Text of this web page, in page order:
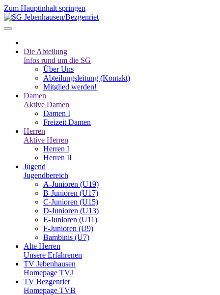
Zum Hauptinhalt springen
Die Abteilung
Infos rund um die SG
Über Uns
Abteilungsleitung (Kontakt)
Mitglied werden!
Damen
Aktive Damen
Damen I
Freizeit Damen
Herren
Aktive Herren
Herren I
Herren II
Jugend
Jugendbereich
A-Junioren (U19)
B-Junioren (U17)
C-Junioren (U15)
D-Junioren (U13)
E-Junioren (U11)
F-Junioren (U9)
Bambinis (U7)
Alte Herren
Unsere Erfahrenen
TV Jebenhausen
Homepage TVJ
TV Bezgenriet
Homepage TVB